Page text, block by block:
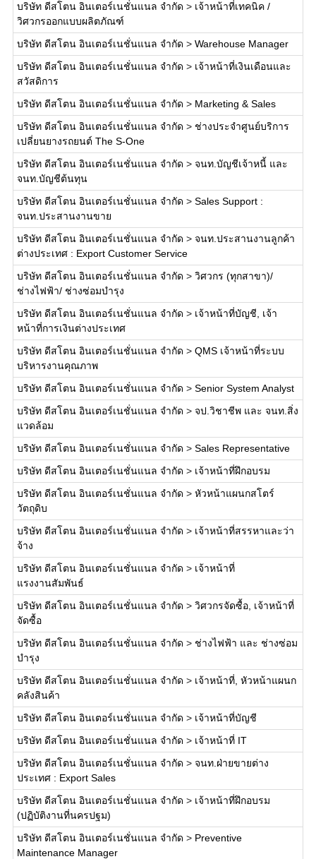
บริษัท ดีสโตน อินเตอร์เนชั่นแนล จำกัด > เจ้าหน้าที่เทคนิค /
วิศวกรออกแบบผลิตภัณฑ์
บริษัท ดีสโตน อินเตอร์เนชั่นแนล จำกัด > Warehouse Manager
บริษัท ดีสโตน อินเตอร์เนชั่นแนล จำกัด > เจ้าหน้าที่เงินเดือนและ
สวัสดิการ
บริษัท ดีสโตน อินเตอร์เนชั่นแนล จำกัด > Marketing & Sales
บริษัท ดีสโตน อินเตอร์เนชั่นแนล จำกัด > ช่างประจำศูนย์บริการ
เปลี่ยนยางรถยนต์ The S-One
บริษัท ดีสโตน อินเตอร์เนชั่นแนล จำกัด > จนท.บัญชีเจ้าหนี้ และ
จนท.บัญชีต้นทุน
บริษัท ดีสโตน อินเตอร์เนชั่นแนล จำกัด > Sales Support :
จนท.ประสานงานขาย
บริษัท ดีสโตน อินเตอร์เนชั่นแนล จำกัด > จนท.ประสานงานลูกค้า
ต่างประเทศ : Export Customer Service
บริษัท ดีสโตน อินเตอร์เนชั่นแนล จำกัด > วิศวกร (ทุกสาขา)/
ช่างไฟฟ้า/ ช่างซ่อมบำรุง
บริษัท ดีสโตน อินเตอร์เนชั่นแนล จำกัด > เจ้าหน้าที่บัญชี, เจ้า
หน้าที่การเงินต่างประเทศ
บริษัท ดีสโตน อินเตอร์เนชั่นแนล จำกัด > QMS เจ้าหน้าที่ระบบ
บริหารงานคุณภาพ
บริษัท ดีสโตน อินเตอร์เนชั่นแนล จำกัด > Senior System Analyst
บริษัท ดีสโตน อินเตอร์เนชั่นแนล จำกัด > จป.วิชาชีพ และ จนท.สิ่ง
แวดล้อม
บริษัท ดีสโตน อินเตอร์เนชั่นแนล จำกัด > Sales Representative
บริษัท ดีสโตน อินเตอร์เนชั่นแนล จำกัด > เจ้าหน้าที่ฝึกอบรม
บริษัท ดีสโตน อินเตอร์เนชั่นแนล จำกัด > หัวหน้าแผนกสโตร์
วัตถุดิบ
บริษัท ดีสโตน อินเตอร์เนชั่นแนล จำกัด > เจ้าหน้าที่สรรหาและว่า
จ้าง
บริษัท ดีสโตน อินเตอร์เนชั่นแนล จำกัด > เจ้าหน้าที่
แรงงานสัมพันธ์
บริษัท ดีสโตน อินเตอร์เนชั่นแนล จำกัด > วิศวกรจัดซื้อ, เจ้าหน้าที่
จัดซื้อ
บริษัท ดีสโตน อินเตอร์เนชั่นแนล จำกัด > ช่างไฟฟ้า และ ช่างซ่อม
บำรุง
บริษัท ดีสโตน อินเตอร์เนชั่นแนล จำกัด > เจ้าหน้าที่, หัวหน้าแผนก
คลังสินค้า
บริษัท ดีสโตน อินเตอร์เนชั่นแนล จำกัด > เจ้าหน้าที่บัญชี
บริษัท ดีสโตน อินเตอร์เนชั่นแนล จำกัด > เจ้าหน้าที่ IT
บริษัท ดีสโตน อินเตอร์เนชั่นแนล จำกัด > จนท.ฝ่ายขายต่าง
ประเทศ : Export Sales
บริษัท ดีสโตน อินเตอร์เนชั่นแนล จำกัด > เจ้าหน้าที่ฝึกอบรม
(ปฏิบัติงานที่นครปฐม)
บริษัท ดีสโตน อินเตอร์เนชั่นแนล จำกัด > Preventive
Maintenance Manager